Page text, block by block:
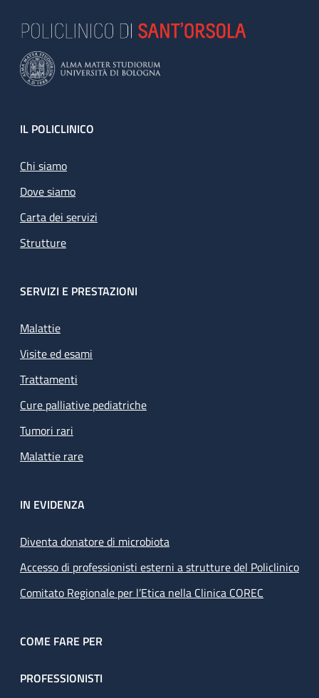
Footer
IL POLICLINICO
Chi siamo
Dove siamo
Carta dei servizi
Strutture
SERVIZI E PRESTAZIONI
Malattie
Visite ed esami
Trattamenti
Cure palliative pediatriche
Tumori rari
Malattie rare
IN EVIDENZA
Diventa donatore di microbiota
Accesso di professionisti esterni a strutture del Policlinico
Comitato Regionale per l’Etica nella Clinica COREC
COME FARE PER
PROFESSIONISTI